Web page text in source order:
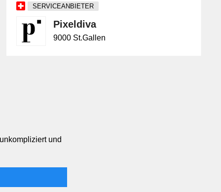
SERVICEANBIETER
Pixeldiva
9000 St.Gallen
und